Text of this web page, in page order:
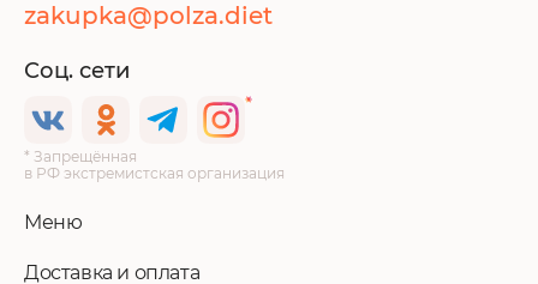
Меню
Доставка и оплата
zakupka@polza.diet
Соц. сети
* Запрещённая
в РФ экстремистская организация